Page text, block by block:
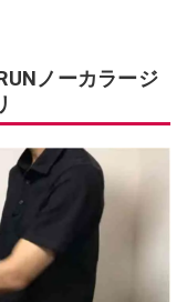
ノーカラージ